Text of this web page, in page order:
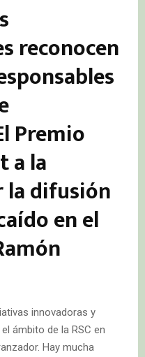
reconocen
Premio
a la
difusión
en el
innovadoras y
ámbito de la RSC en
Hay mucha